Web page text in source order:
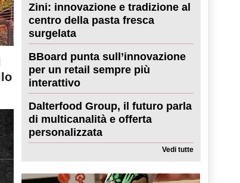
Zini: innovazione e tradizione al
centro della pasta fresca
surgelata
BBoard punta sull’innovazione
per un retail sempre più
interattivo
Dalterfood Group, il futuro parla
di multicanalità e offerta
personalizzata
Vedi tutte